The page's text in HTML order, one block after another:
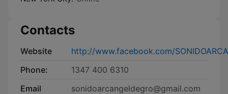
Contacts
Website
http://www.facebook.com/
Phone:
1347 400 6310
Email
sonidoarcangeldegro@gmail.com